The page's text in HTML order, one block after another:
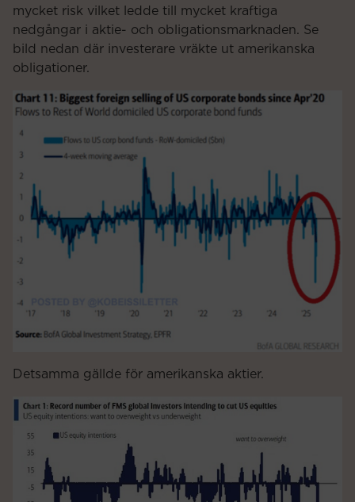
mycket risk vilket ledde till mycket kraftiga
nedgångar i aktie- och obligationsmarknaden. Se
bild nedan där investerare vräkte ut amerikanska
obligationer.
Detsamma gällde för amerikanska aktier.